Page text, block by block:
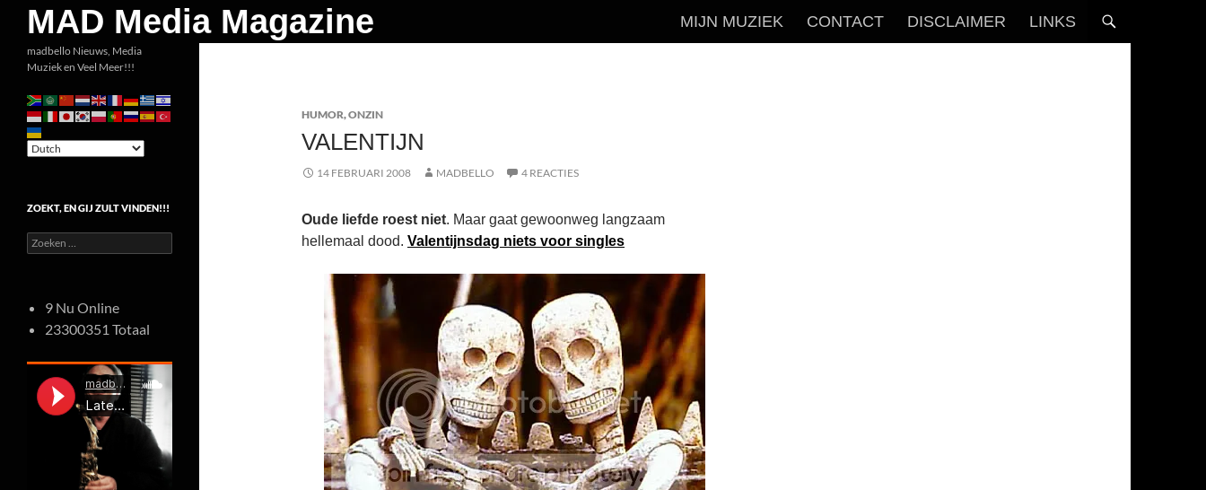
inhoud
MAD Media Magazine
Zoeken
MIJN MUZIEK CONTACT DISCLAIMER LINKS
HUMOR,ONZIN
VALENTIJN
14 FEBRUARI 2008 MADBELLO 4 REACTIES
Oude liefde roest niet. Maar gaat gewoonweg langzaam
hellemaal dood. Valentijnsdag niets voor singles
madbello Nieuws, Media
Muziek en Veel Meer!!!
ZOEKT, EN GIJ ZULT VINDEN!!!
Zoeken
naar:
9 Nu Online
23300351 Totaal